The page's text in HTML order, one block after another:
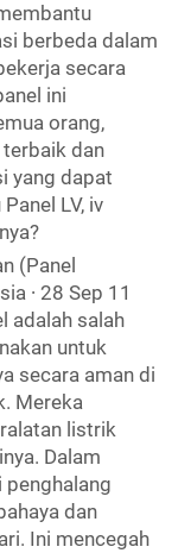
berbeda dalam
secara
ini
orang,
terbaik dan
yang dapat
LV, iv
(Panel
∙ 28 Sep 11
adalah salah
untuk
secara aman di
Mereka
listrik
Dalam
penghalang
dan
Ini mencegah